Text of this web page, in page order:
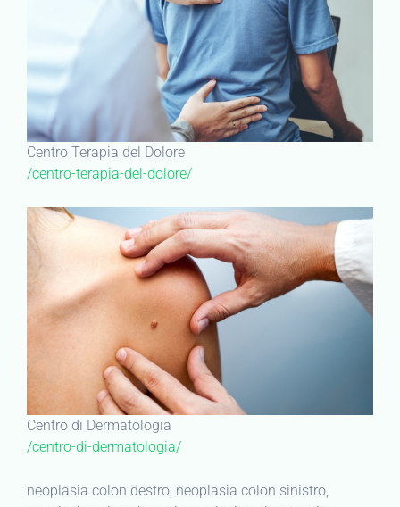
Centro Terapia del Dolore
/centro-terapia-del-dolore/
Centro di Dermatologia
/centro-di-dermatologia/
neoplasia colon destro, neoplasia colon sinistro,